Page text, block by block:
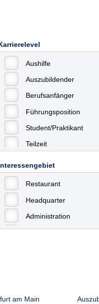
Aushilfe
Auszubildender
Berufsanfänger
Führungsposition
Student/Praktikant
Teilzeit
Restaurant
Headquarter
Administration
Sonstiges
am Main